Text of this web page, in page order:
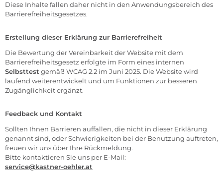
Diese Inhalte fallen daher nicht in den Anwendungsbereich des
Barrierefreiheitsgesetzes.
Erstellung dieser Erklärung zur Barrierefreiheit
Die Bewertung der Vereinbarkeit der Website mit dem
Barrierefreiheitsgesetz erfolgte im Form eines internen
Selbsttest gemäß WCAG 2.2 im Juni 2025. Die Website wird
laufend weiterentwickelt und um Funktionen zur besseren
Zugänglichkeit ergänzt.
Feedback und Kontakt
Sollten Ihnen Barrieren auffallen, die nicht in dieser Erklärung
genannt sind, oder Schwierigkeiten bei der Benutzung auftreten,
freuen wir uns über Ihre Rückmeldung.
Bitte kontaktieren Sie uns per E-Mail:
service@kastner-oehler.at